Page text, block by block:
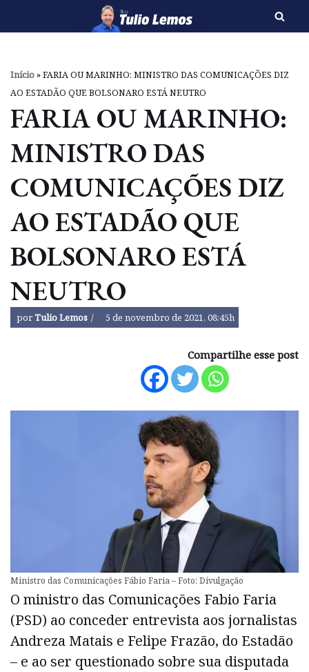
o
conteúdo
Início»FARIA OU MARINHO: MINISTRO DAS COMUNICAÇÕES DIZ
AO ESTADÃO QUE BOLSONARO ESTÁ NEUTRO
FARIA OU MARINHO:
MINISTRO DAS
COMUNICAÇÕES DIZ
AO ESTADÃO QUE
BOLSONARO ESTÁ
NEUTRO
porTulio Lemos 5 de novembro de 2021, 08:45h
Compartilhe esse post
Ministro das Comunicações Fábio Faria – Foto: Divulgação
O ministro das Comunicações Fabio Faria
(PSD) ao conceder entrevista aos jornalistas
Andreza Matais e Felipe Frazão, do Estadão
– e ao ser questionado sobre sua disputada